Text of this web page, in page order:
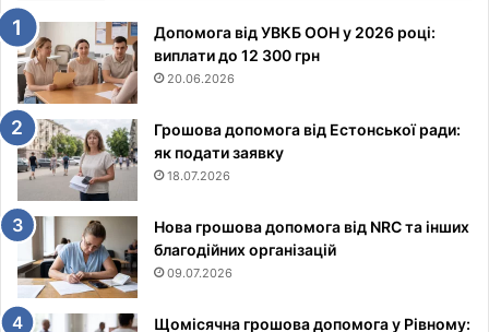
Допомога від УВКБ ООН у 2026 році:
виплати до 12 300 грн
20.06.2026
Грошова допомога від Естонської ради:
як подати заявку
18.07.2026
Нова грошова допомога від NRC та інших
благодійних організацій
09.07.2026
Щомісячна грошова допомога у Рівному: